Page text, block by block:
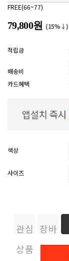
FREE(66~77)
79,800원 (15%↓)
적립금
배송비
카드혜택
색상
사이즈
관심
상품
장바
구니